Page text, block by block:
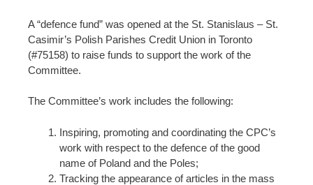
A “defence fund” was opened at the St. Stanislaus – St.
Casimir’s Polish Parishes Credit Union in Toronto
(#75158) to raise funds to support the work of the
Committee.
The Committee’s work includes the following:
Inspiring, promoting and coordinating the CPC’s
work with respect to the defence of the good
name of Poland and the Poles;
Tracking the appearance of articles in the mass